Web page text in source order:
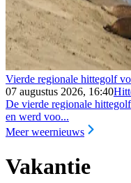
Vierde regionale hittegolf
07 augustus 2026, 16:40
De vierde regionale
en werd voo...
Meer weernieuws
Vakantie